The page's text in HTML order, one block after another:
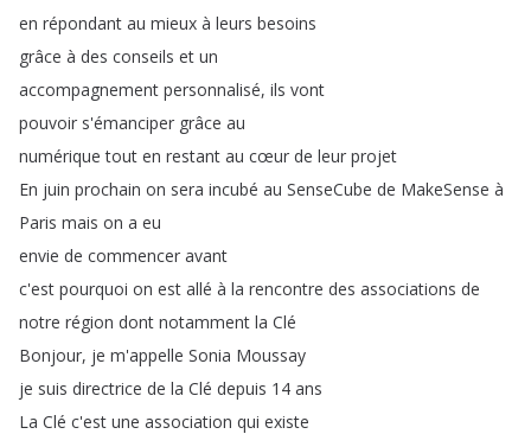
en répondant au mieux à leurs besoins
grâce à des conseils et un
accompagnement personnalisé, ils vont
pouvoir s'émanciper grâce au
numérique tout en restant au cœur de leur projet
En juin prochain on sera incubé au SenseCube de MakeSense à
Paris mais on a eu
envie de commencer avant
c'est pourquoi on est allé à la rencontre des associations de
notre région dont notamment la Clé
Bonjour, je m'appelle Sonia Moussay
je suis directrice de la Clé depuis 14 ans
La Clé c'est une association qui existe